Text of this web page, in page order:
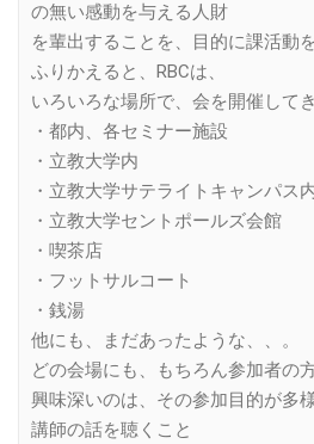
の無い感動を与える人財
を輩出することを、目的に課活動
ふりかえると、RBCは、
いろいろな場所で、会を開催して
・都内、各セミナー施設
・立教大学内
・立教大学サテライトキャンパス
・立教大学セントポールズ会館
・喫茶店
・フットサルコート
・銭湯
他にも、まだあったような、、。
どの会場にも、もちろん参加者の
興味深いのは、その参加目的が多
講師の話を聴くこと